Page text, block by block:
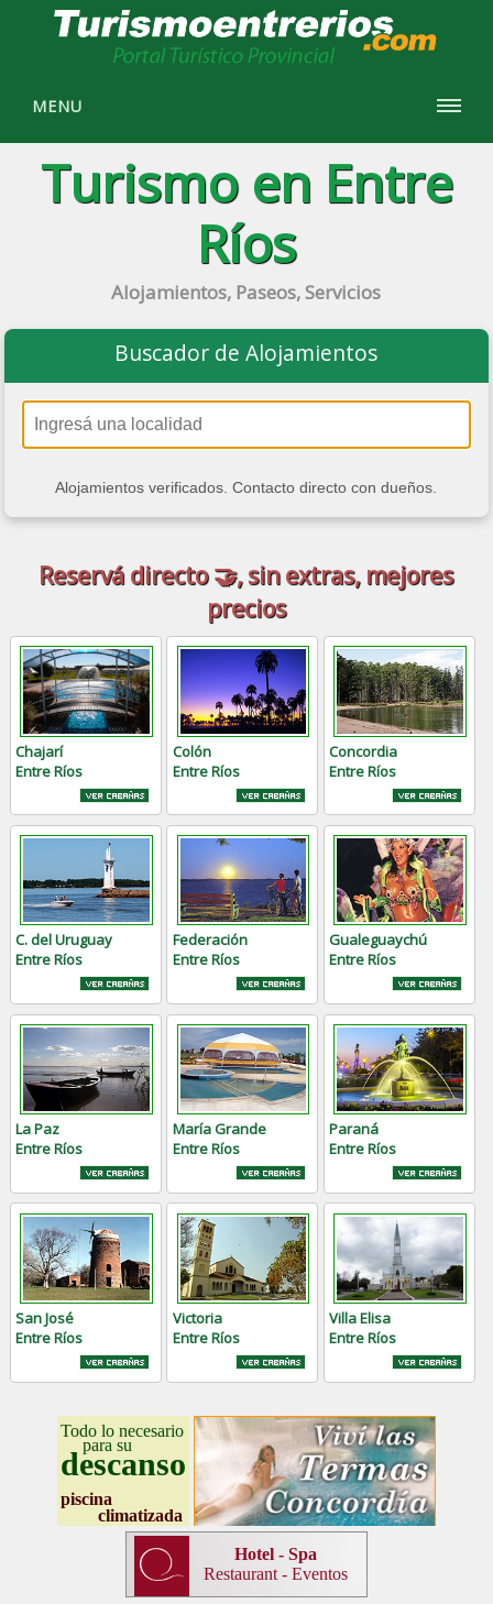
MENU
Turismo en Entre
Ríos
Alojamientos, Paseos, Servicios
Buscador de Alojamientos
Alojamientos verificados. Contacto directo con dueños.
Reservá directo 🤝, sin extras, mejores
precios
Chajarí
Entre Ríos
Colón
Entre Ríos
Concordia
Entre Ríos
C. del Uruguay
Entre Ríos
Federación
Entre Ríos
Gualeguaychú
Entre Ríos
La Paz
Entre Ríos
María Grande
Entre Ríos
Paraná
Entre Ríos
San José
Entre Ríos
Victoria
Entre Ríos
Villa Elisa
Entre Ríos